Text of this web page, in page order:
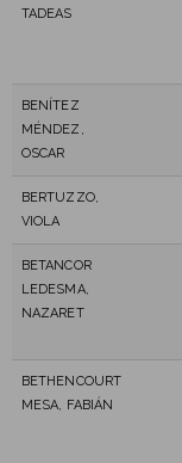
TADEAS
BENÍTEZ
MÉNDEZ,
OSCAR
BERTUZZO,
VIOLA
BETANCOR
LEDESMA,
NAZARET
BETHENCOURT
MESA, FABIÁN